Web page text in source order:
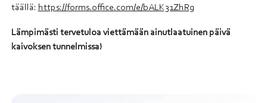
täällä: https://forms.office.com/e/bALK31ZhRg
Lämpimästi tervetuloa viettämään ainutlaatuinen päivä
kaivoksen tunnelmissa!